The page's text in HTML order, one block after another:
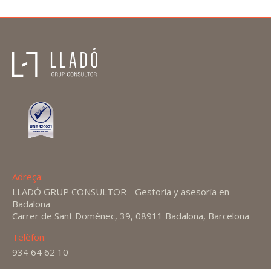
Adreça:
LLADÓ GRUP CONSULTOR - Gestoría y asesoría en
Badalona
Carrer de Sant Domènec, 39, 08911 Badalona, Barcelona
Telèfon:
934 64 62 10